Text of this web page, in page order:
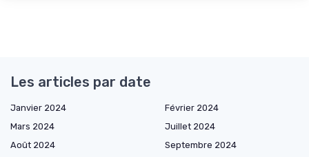
Les articles par date
Janvier 2024
Février 2024
Mars 2024
Juillet 2024
Août 2024
Septembre 2024